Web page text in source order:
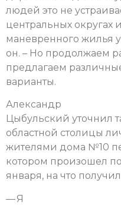
людей это не
центральных округах
маневренного жилья у
он. – Но продолжаем
предлагаем
варианты.
Александр
Цыбульский уточнил
областной столицы
жителями дома №10
котором произошел
января, на что
— Я